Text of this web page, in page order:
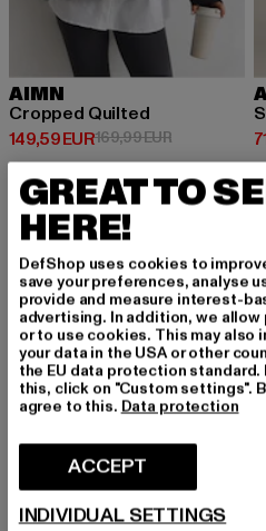
AIMN
Cropped Quilted
149,59 EUR
Prix courant: 149,59 EUR
169,99 EURPrix en
-10%
GREAT TO
HERE!
DefShop uses cookies to
save your preferences, analyse
provide and measure interest-
advertising. In addition, we
or to use cookies. This may
your data in the USA or other
the EU data protection standard.
this, click on "Custom settings".
agree to this. Data protection
ACCEPT
INDIVIDUAL SETTINGS